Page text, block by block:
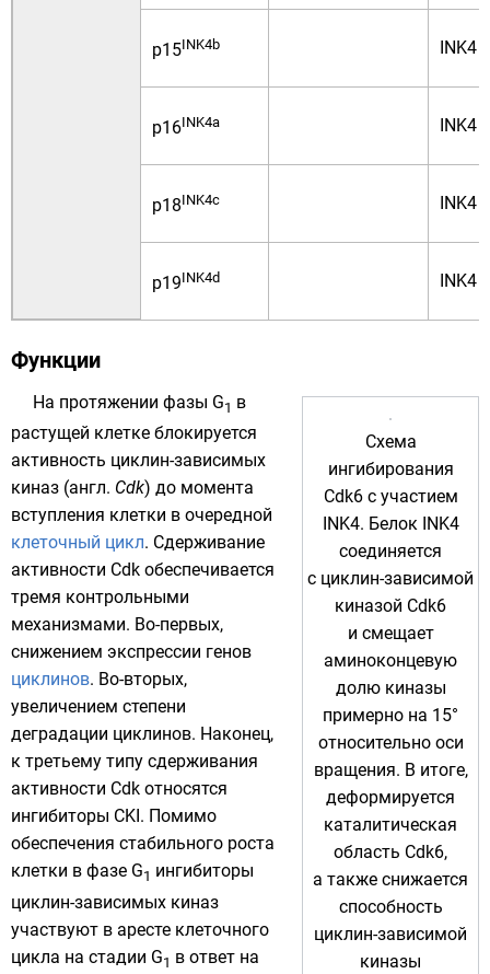
p15INK4b INK4
p16INK4a INK4
p18INK4c INK4
p19INK4d INK4
Функции
Схема
ингибирования
Cdk6 с участием
INK4. Белок INK4
соединяется
с циклин-зависимой
киназой Cdk6
и смещает
аминоконцевую
долю киназы
примерно на 15°
относительно оси
вращения. В итоге,
деформируется
каталитическая
область Cdk6,
а также снижается
способность
циклин-зависимой
киназы
На протяжении фазы G1 в
растущей клетке блокируется
активность циклин-зависимых
киназ (англ. Cdk) до момента
вступления клетки в очередной
клеточный цикл. Сдерживание
активности Cdk обеспечивается
тремя контрольными
механизмами. Во-первых,
снижением экспрессии генов
циклинов. Во-вторых,
увеличением степени
деградации циклинов. Наконец,
к третьему типу сдерживания
активности Cdk относятся
ингибиторы CKI. Помимо
обеспечения стабильного роста
клетки в фазе G1 ингибиторы
циклин-зависимых киназ
участвуют в аресте клеточного
цикла на стадии G1 в ответ на